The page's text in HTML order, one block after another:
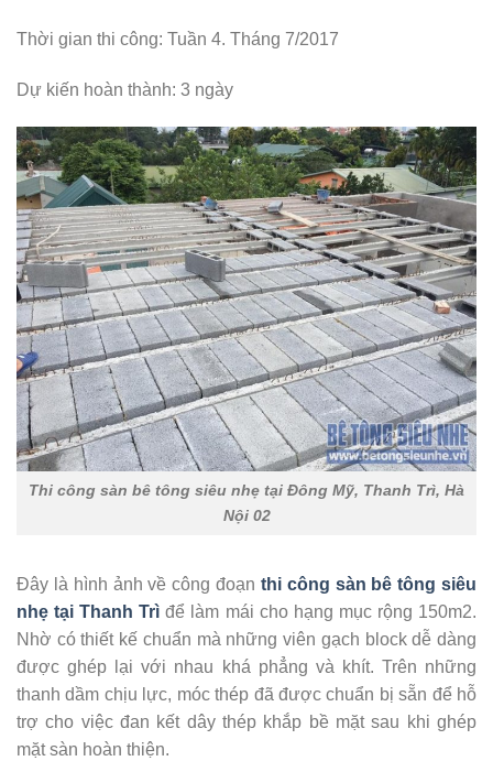
Thời gian thi công: Tuần 4. Tháng 7/2017
Dự kiến hoàn thành: 3 ngày
Thi công sàn bê tông siêu nhẹ tại Đông Mỹ, Thanh Trì, Hà
Nội 02
Đây là hình ảnh về công đoạn thi công sàn bê tông siêu
nhẹ tại Thanh Trì để làm mái cho hạng mục rộng 150m2.
Nhờ có thiết kế chuẩn mà những viên gạch block dễ dàng
được ghép lại với nhau khá phẳng và khít. Trên những
thanh dầm chịu lực, móc thép đã được chuẩn bị sẵn để hỗ
trợ cho việc đan kết dây thép khắp bề mặt sau khi ghép
mặt sàn hoàn thiện.